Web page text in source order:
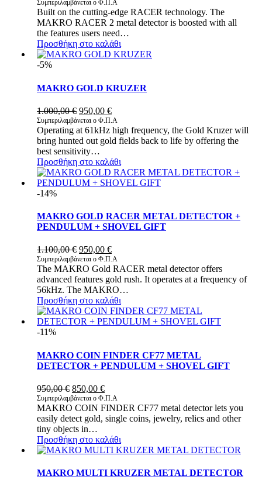
price
was:
1.350,00 €.
τιμή
είναι:
1.100,00 €.
Συμπεριλαμβάνεται ο Φ.Π.Α
Built on the cutting-edge RACER technology. The
MAKRO RACER 2 metal detector is boosted with all
the features users need…
Προσθήκη στο καλάθι
-5%
MAKRO GOLD KRUZER
1.000,00€ Original
price
was:
1.000,00 €.
950,00 €Η
τρέχουσα
τιμή
είναι:
Συμπεριλαμβάνεται ο Φ.Π.Α
Operating at 61kHz high frequency, the Gold Kruzer will
bring hunted out gold fields back to life by offering the
best sensitivity…
Προσθήκη στο καλάθι
-14%
MAKRO GOLD RACER METAL DETECTOR +
PENDULUM + SHOVEL GIFT
1.100,00€ Original
price
was:
1.100,00 €.
950,00 €Η
τρέχουσα
τιμή
είναι:
950,00 €.
Συμπεριλαμβάνεται ο Φ.Π.Α
The MAKRO Gold RACER metal detector offers
advanced features gold rush. It operates at a frequency of
56kHz. The MAKRO…
Προσθήκη στο καλάθι
-11%
MAKRO COIN FINDER CF77 METAL
DETECTOR + PENDULUM + SHOVEL GIFT
950,00€ Original
price
was:
950,00 €.
850,00 €Η
τρέχουσα
τιμή
είναι:
Συμπεριλαμβάνεται ο Φ.Π.Α
MAKRO COIN FINDER CF77 metal detector lets you
easily detect gold, single coins, jewelry, relics and other
tiny objects in…
Προσθήκη στο καλάθι
MAKRO MULTI KRUZER METAL DETECTOR